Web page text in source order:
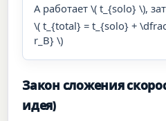
А работает \( t_{solo} \),
\( t_{total} = t_{solo} +
r_B} \)
Закон сложения
идея)